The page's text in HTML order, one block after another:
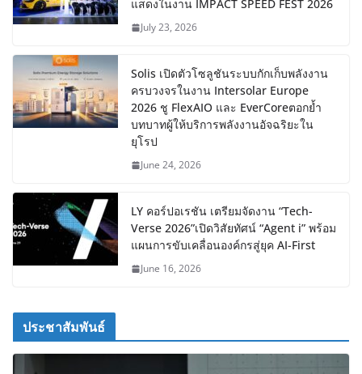
แสดงในงาน IMPACT SPEED FEST 2026
July 23, 2026
Solis เปิดตัวโซลูชันระบบกักเก็บพลังงาน
ครบวงจรในงาน Intersolar Europe
2026 ชู FlexAIO และ EverCoreตอกย้ำ
บทบาทผู้ให้บริการพลังงานอัจฉริยะใน
ยุโรป
June 24, 2026
LY คอร์ปอเรชัน เตรียมจัดงาน “Tech-
Verse 2026”เปิดวิสัยทัศน์ “Agent i” พร้อม
แผนการขับเคลื่อนองค์กรสู่ยุค AI-First
June 16, 2026
ประชาสัมพันธ์